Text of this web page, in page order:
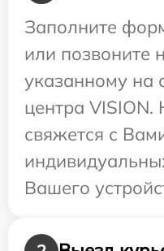
Заполните
или позвоните
указанному на
центра
свяжется с
Вашего